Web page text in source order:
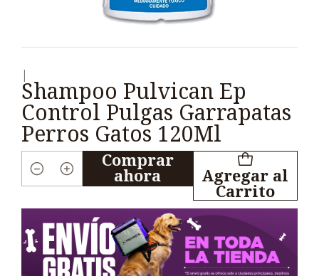
Shampoo Pulvican Ep
Control Pulgas Garrapatas
Perros Gatos 120Ml
Cantidad
Agregar al
Carrito
Comprar
ahora